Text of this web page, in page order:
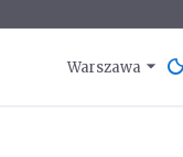
Warszawa